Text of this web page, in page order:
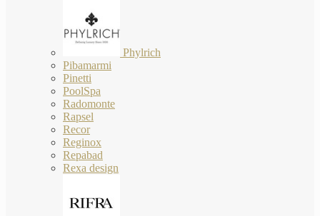
Phylrich
Pibamarmi
Pinetti
PoolSpa
Radomonte
Rapsel
Recor
Reginox
Repabad
Rexa design